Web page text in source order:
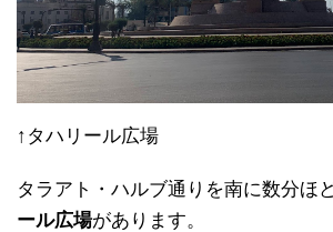
↑タハリール広場
タラアト・ハルブ通りを南に数分ほ
ール広場があります。